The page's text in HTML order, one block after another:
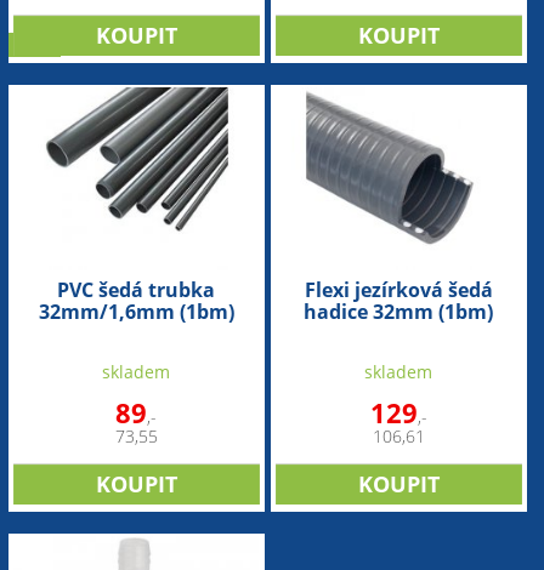
PVC šedá trubka
32mm/1,6mm (1bm)
skladem
89,-
73,55
Flexi jezírková šedá
hadice 32mm (1bm)
skladem
129,-
106,61